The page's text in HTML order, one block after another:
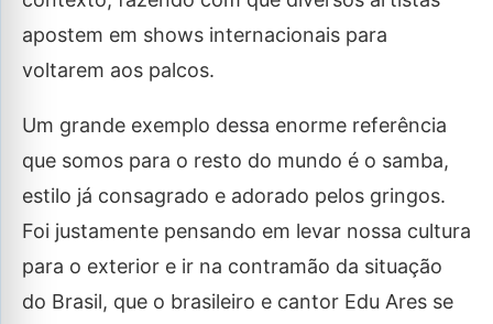
apostem em shows internacionais para
voltarem aos palcos.
Um grande exemplo dessa enorme referência
que somos para o resto do mundo é o samba,
estilo já consagrado e adorado pelos gringos.
Foi justamente pensando em levar nossa cultura
para o exterior e ir na contramão da situação
do Brasil, que o brasileiro e cantor Edu Ares se